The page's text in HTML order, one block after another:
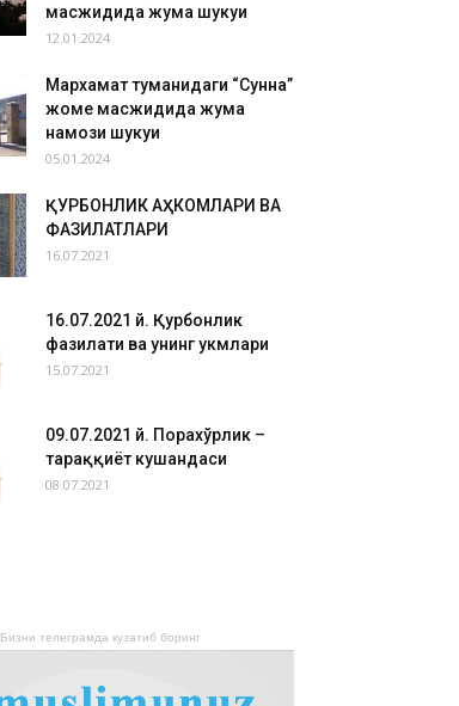
масжидида жума шукуҳи
12.01.2024
Мархамат туманидаги “Сунна”
жоме масжидида жума
намози шукуҳи
05.01.2024
ҚУРБОНЛИК АҲКОМЛАРИ ВА
ФАЗИЛАТЛАРИ
16.07.2021
16.07.2021 й. Қурбонлик
фазилати ва унинг ҳукмлари
15.07.2021
09.07.2021 й. Порахўрлик –
тараққиёт кушандаси
08.07.2021
Бизни телеграмда кузатиб боринг